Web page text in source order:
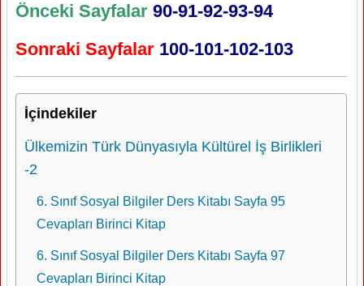
Önceki Sayfalar 90-91-92-93-94
Sonraki Sayfalar 100-101-102-103
İçindekiler
Ülkemizin Türk Dünyasıyla Kültürel İş Birlikleri
-2
6. Sınıf Sosyal Bilgiler Ders Kitabı Sayfa 95
Cevapları Birinci Kitap
6. Sınıf Sosyal Bilgiler Ders Kitabı Sayfa 97
Cevapları Birinci Kitap